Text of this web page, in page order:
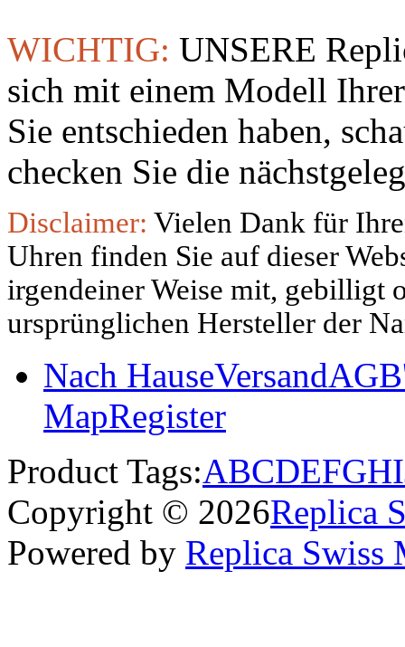
WICHTIG: UNSERE
sich mit einem Modell
Sie entschieden haben,
checken Sie die
Disclaimer: Vielen Dank für
Uhren finden Sie auf dieser
irgendeiner Weise mit, gebilligt
ursprünglichen Hersteller der
Nach HauseVersand
MapRegister
Product Tags:ABCDEFGHI
Copyright © 2026Replica
Powered by Replica Swiss